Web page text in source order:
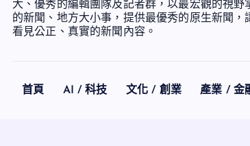
大、優秀的編輯團隊及記者群，以最宏觀的視野
的新聞、地方大小事，提供最優秀的原生新聞，
看見公正、真實的新聞內容。
首頁 AI / 科技 文化 / 創業 產業 / 金